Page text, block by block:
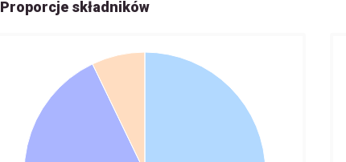
Proporcje składników